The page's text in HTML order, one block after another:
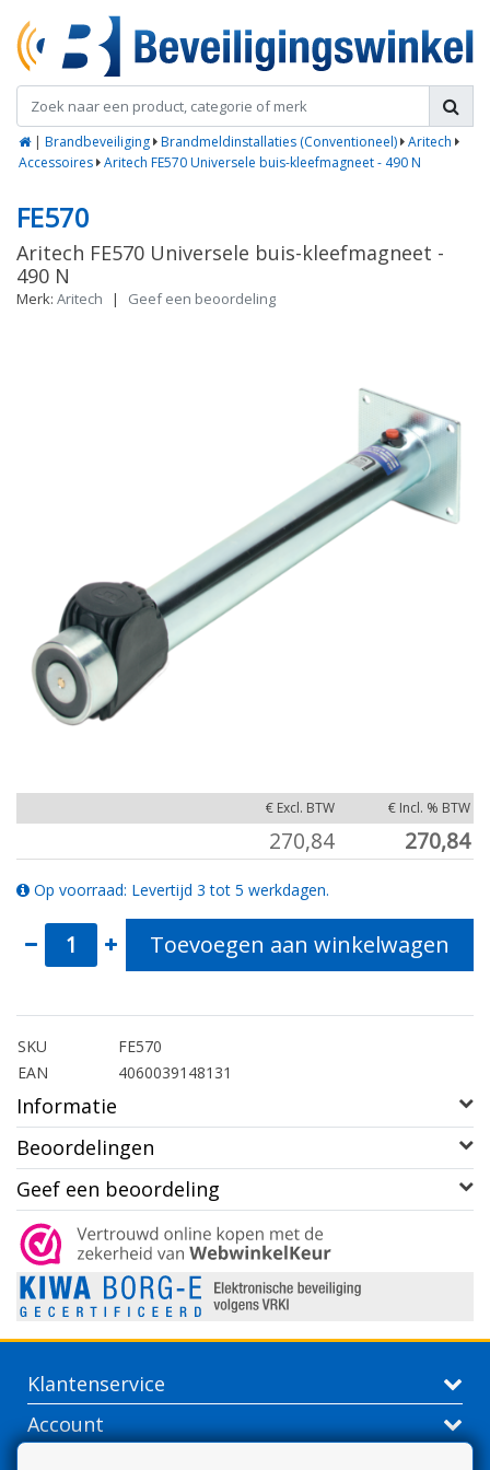
| Brandbeveiliging Brandmeldinstallaties (Conventioneel) Aritech
Accessoires Aritech FE570 Universele buis-kleefmagneet - 490 N
FE570
Aritech FE570 Universele buis-kleefmagneet -
490 N
Merk: Aritech | Geef een beoordeling
€ Excl. BTW € Incl. % BTW
270,84 270,84
Op voorraad: Levertijd 3 tot 5 werkdagen.
Toevoegen aan winkelwagen
SKU
FE570
EAN
4060039148131
Informatie
Beoordelingen
Geef een beoordeling
Klantenservice
Account